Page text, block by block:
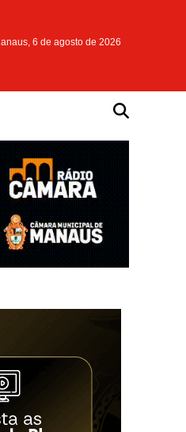
Manaus, 6 de agosto de 2026